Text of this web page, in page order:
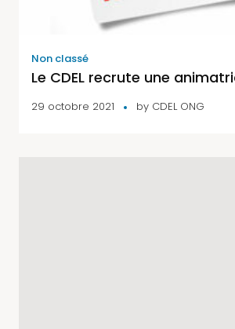
Non classé
Le CDEL recrute une
29 octobre 2021 by CDEL ONG